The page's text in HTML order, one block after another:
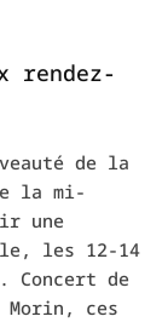
rendez-
de la
la mi-
une
les 12-14
Concert de
Morin, ces